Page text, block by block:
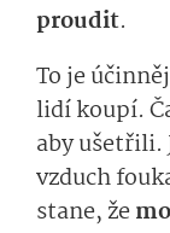
proudit.
To je
lidí koupí.
aby ušetřili.
vzduch
stane, že